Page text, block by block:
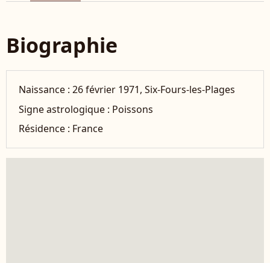
Biographie
Naissance :26 février 1971, Six-Fours-les-Plages
Signe astrologique : Poissons
Résidence : France